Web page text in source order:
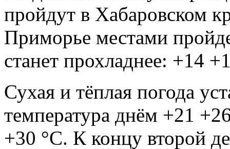
пройдут в Хабаровском
Приморье местами
станет прохладнее: +14
Сухая и тёплая погода
температура днём +21
+30 °С. К концу второй